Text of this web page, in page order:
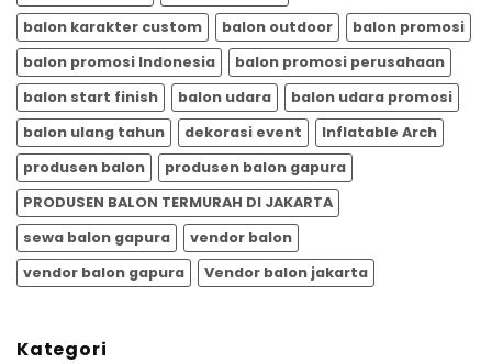
balon karakter custom
balon outdoor
balon promosi
balon promosi Indonesia
balon promosi perusahaan
balon start finish
balon udara
balon udara promosi
balon ulang tahun
dekorasi event
Inflatable Arch
produsen balon
produsen balon gapura
PRODUSEN BALON TERMURAH DI JAKARTA
sewa balon gapura
vendor balon
vendor balon gapura
Vendor balon jakarta
Kategori